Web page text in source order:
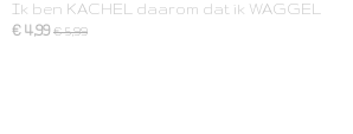
Ik ben KACHEL daarom dat ik WAGGEL
€ 4,99 € 5,99